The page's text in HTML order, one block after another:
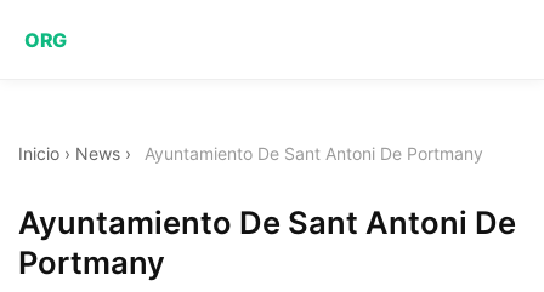
ORG
Inicio › News › Ayuntamiento De Sant Antoni De Portmany
Ayuntamiento De Sant Antoni De
Portmany